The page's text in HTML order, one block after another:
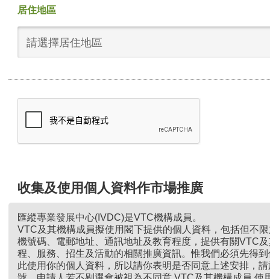
居住地區
請選擇居住地區
收集及使用個人資料作市場推廣
匯縱專業發展中心(IVDC)是VTC機構成員。
VTC及其機構成員擬使用閣下提供的個人資料，包括但不
機號碼、電郵地址、通訊地址及教育程度，提供有關VTC
程、服務、招生及活動的相關推廣資訊。惟我們必須先得
此使用你的個人資料，所以請你表明是否同意上述安排，